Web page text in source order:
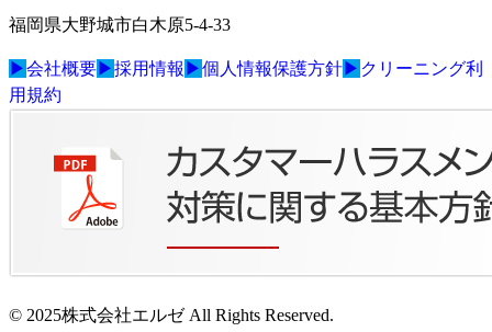
福岡県大野城市白木原5-4-33
▶会社概要▶採用情報 ▶個人情報保護方針▶ クリーニング利
用規約
© 2025株式会社エルゼ All Rights Reserved.